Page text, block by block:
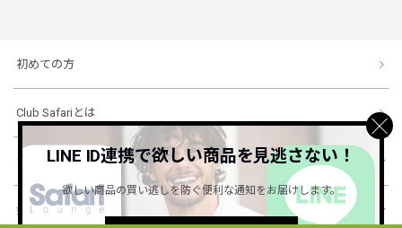
初めての方
Club Safariとは
ショッピングガイド
会社概要・規約
LINE ID連携で欲しい商品を見逃さない！
欲しい商品の買い逃しを防ぐ便利な通知をお届けします。